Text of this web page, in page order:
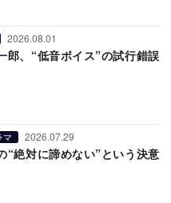
2026.08.01
郎、“低音ボイス”の試行錯誤
マ 2026.07.29
“絶対に諦めない”という決意